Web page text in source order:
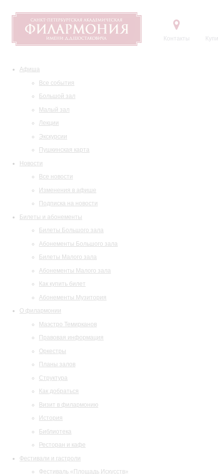
Контакты
Афиша
Все события
Большой зал
Малый зал
Лекции
Экскурсии
Пушкинская карта
Новости
Все новости
Изменения в афише
Подписка на новости
Билеты и абонементы
Билеты Большого зала
Абонементы Большого зала
Билеты Малого зала
Абонементы Малого зала
Как купить билет
Абонементы Музитория
О филармонии
Маэстро Темирканов
Правовая информация
Оркестры
Планы залов
Структура
Как добраться
Визит в филармонию
История
Библиотека
Ресторан и кафе
Фестивали и гастроли
Фестиваль «Площадь Искусств»